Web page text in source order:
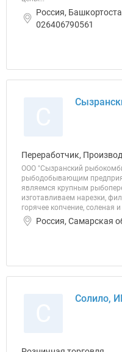
Россия,
026406790561
Переработчик,
ООО "Сызранский
рыбодобывающим
являемся крупным
изготавливаем нарезки,
горячее копчение, соленая
Россия, Самарская
Солило,